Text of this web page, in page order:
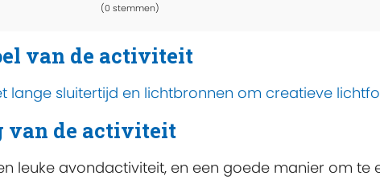
(0 stemmen)
van de activiteit
lange sluitertijd en lichtbronnen om creatieve
van de activiteit
leuke avondactiviteit, en een goede manier om